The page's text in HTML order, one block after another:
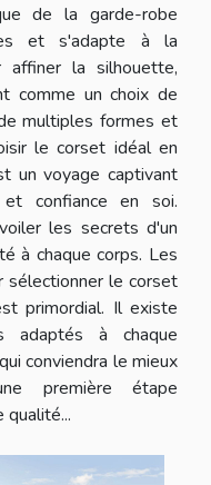
de la garde-robe
et s'adapte à la
la silhouette,
comme un choix de
multiples formes et
le corset idéal en
un voyage captivant
confiance en soi.
les secrets d'un
à chaque corps. Les
sélectionner le corset
primordial. Il existe
adaptés à chaque
conviendra le mieux
première étape